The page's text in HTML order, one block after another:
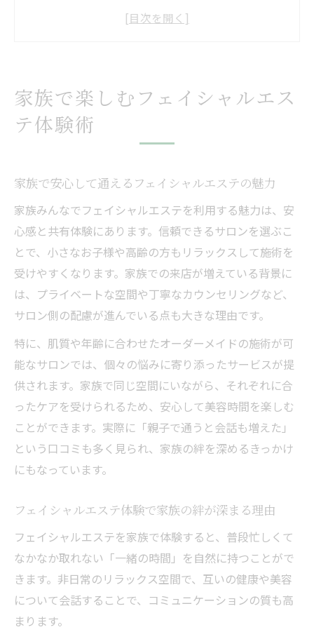
フェイシャルエステ体験で家族の絆が深ま
フェイシャルエステ初心者の家族におすす
めの体験法
家族一緒に受けるフェイシャルエステのメ
フェイシャルエステで親子時間が充実する秘訣
親子で楽しむフェイシャルエステの過ごし
方アイデア
フェイシャルエステが親子コミュニケーシ
ョンに最適な理由
親子で安心できるフェイシャルエステの選
び方とは
親子エステ体験で得られるリラックス効果
と満足度
家族向けフェイシャルエステの口コミ比較
ポイント
肌ケアなら家族一緒のフェイシャルエステが安
心
ケア法
家族一緒のフェイシャルエステが肌悩みに
効果的な肌ケアは家族でフェイシャルエス
テがポイント
家族で楽しむフェイシャルエス
テ体験術
家族で安心して通えるフェイシャルエステの魅力
家族みんなでフェイシャルエステを利用する魅力は、安
心感と共有体験にあります。信頼できるサロンを選ぶこ
とで、小さなお子様や高齢の方もリラックスして施術を
受けやすくなります。家族での来店が増えている背景に
は、プライベートな空間や丁寧なカウンセリングなど、
サロン側の配慮が進んでいる点も大きな理由です。
特に、肌質や年齢に合わせたオーダーメイドの施術が可
能なサロンでは、個々の悩みに寄り添ったサービスが提
供されます。家族で同じ空間にいながら、それぞれに合
ったケアを受けられるため、安心して美容時間を楽しむ
ことができます。実際に「親子で通うと会話も増えた」
という口コミも多く見られ、家族の絆を深めるきっかけ
にもなっています。
フェイシャルエステ体験で家族の絆が深まる理由
フェイシャルエステを家族で体験すると、普段忙しくて
なかなか取れない「一緒の時間」を自然に持つことがで
きます。非日常のリラックス空間で、互いの健康や美容
について会話することで、コミュニケーションの質も高
まります。